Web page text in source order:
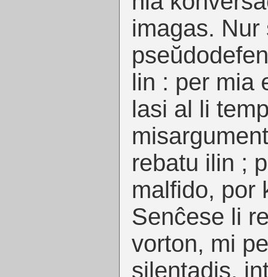
imagas.
lin : per mia
lasi al li
rebatu ilin ;
malfido, por
Senĉese li
vorton, mi
silentadis,